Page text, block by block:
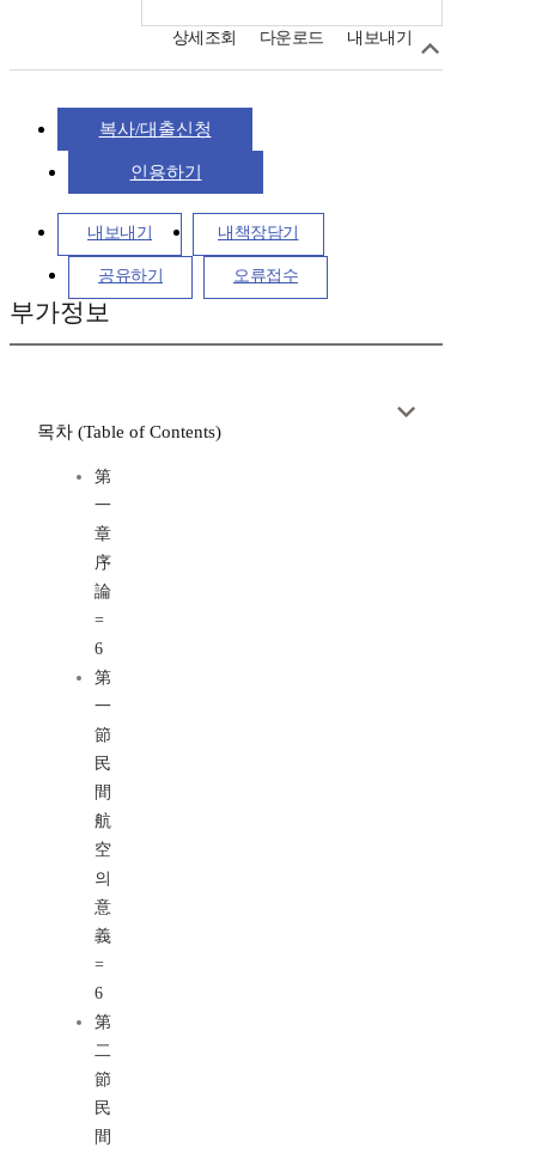
상세조회 다운로드 내보내기
복사/대출신청
인용하기
내보내기 내책장담기
공유하기 오류접수
부가정보
목차 (Table of Contents)
第
一
章
序
論
=
6
第
一
節
民
間
航
空
의
意
義
=
6
第
二
節
民
間